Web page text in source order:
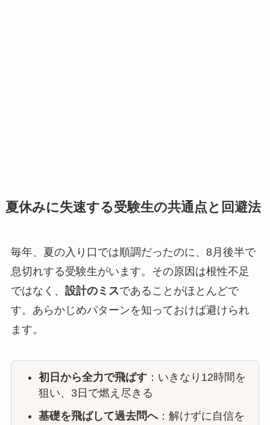
夏休みに失速する受験生の共通点と回避法
毎年、夏の入り口では順調だったのに、8月後半で
息切れする受験生がいます。その原因は根性不足
ではなく、 設計のミスであることがほとんどで
す。あらかじめパターンを知っておけば避けられ
ます。
初日から全力で飛ばす：いきなり12時間を
狙い、3日で燃え尽きる
基礎を飛ばして過去問へ：解けずに自信を